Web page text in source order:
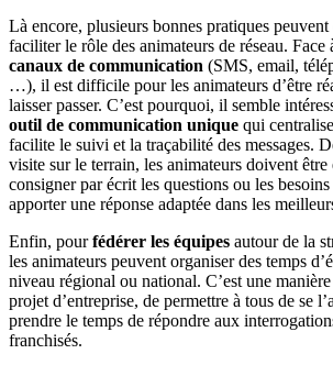
Là encore, plusieurs bonnes pratiques
faciliter le rôle des animateurs de réseau.
canaux de communication (SMS, email,
…), il est difficile pour les animateurs d’être
laisser passer. C’est pourquoi, il semble
outil de communication unique qui
facilite le suivi et la traçabilité des messages.
visite sur le terrain, les animateurs doivent être
consigner par écrit les questions ou les
apporter une réponse adaptée dans les
Enfin, pourfédérer les équipes autour de la
les animateurs peuvent organiser des temps
niveau régional ou national. C’est une
projet d’entreprise, de permettre à tous de se
prendre le temps de répondre aux
franchisés.